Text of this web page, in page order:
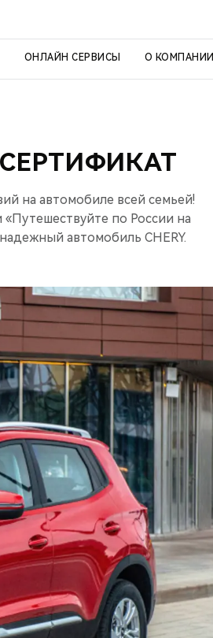
ОНЛАЙН СЕРВИСЫ О КОМПАНИИ
на автомобиле всей семьей!
по России на
автомобиль CHERY.